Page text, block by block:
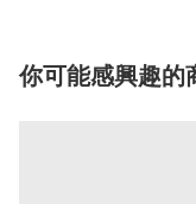
你可能感興趣的